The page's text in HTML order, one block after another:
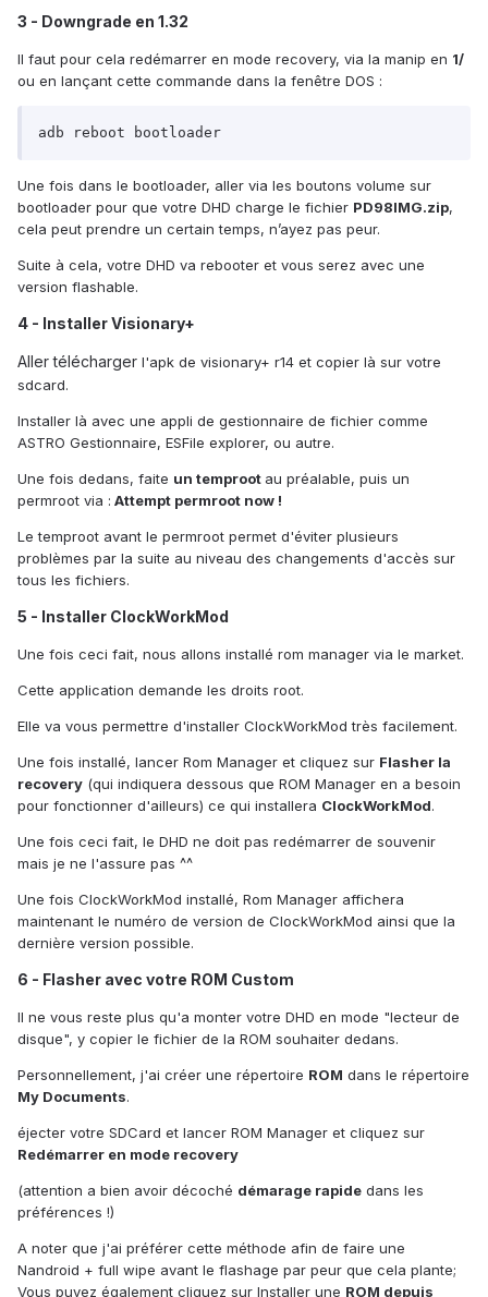
3 - Downgrade en 1.32
Il faut pour cela redémarrer en mode recovery, via la manip en 1/
ou en lançant cette commande dans la fenêtre DOS :
adb reboot bootloader
Une fois dans le bootloader, aller via les boutons volume sur
bootloader pour que votre DHD charge le fichier PD98IMG.zip,
cela peut prendre un certain temps, n’ayez pas peur.
Suite à cela, votre DHD va rebooter et vous serez avec une
version flashable.
4 - Installer Visionary+
Aller télécharger l'apk de visionary+ r14 et copier là sur votre
sdcard.
Installer là avec une appli de gestionnaire de fichier comme
ASTRO Gestionnaire, ESFile explorer, ou autre.
Une fois dedans, faite un temproot au préalable, puis un
permroot via : Attempt permroot now !
Le temproot avant le permroot permet d'éviter plusieurs
problèmes par la suite au niveau des changements d'accès sur
tous les fichiers.
5 - Installer ClockWorkMod
Une fois ceci fait, nous allons installé rom manager via le market.
Cette application demande les droits root.
Elle va vous permettre d'installer ClockWorkMod très facilement.
Une fois installé, lancer Rom Manager et cliquez sur Flasher la
recovery (qui indiquera dessous que ROM Manager en a besoin
pour fonctionner d'ailleurs) ce qui installera ClockWorkMod.
Une fois ceci fait, le DHD ne doit pas redémarrer de souvenir
mais je ne l'assure pas ^^
Une fois ClockWorkMod installé, Rom Manager affichera
maintenant le numéro de version de ClockWorkMod ainsi que la
dernière version possible.
6 - Flasher avec votre ROM Custom
Il ne vous reste plus qu'a monter votre DHD en mode "lecteur de
disque", y copier le fichier de la ROM souhaiter dedans.
Personnellement, j'ai créer une répertoire ROM dans le répertoire
My Documents.
éjecter votre SDCard et lancer ROM Manager et cliquez sur
Redémarrer en mode recovery
(attention a bien avoir décoché démarage rapide dans les
préférences !)
A noter que j'ai préférer cette méthode afin de faire une
Nandroid + full wipe avant le flashage par peur que cela plante;
Vous puvez également cliquez sur Installer une ROM depuis